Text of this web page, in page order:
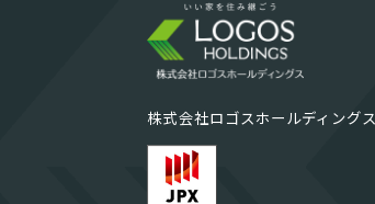
株式会社ロゴスホールディングス